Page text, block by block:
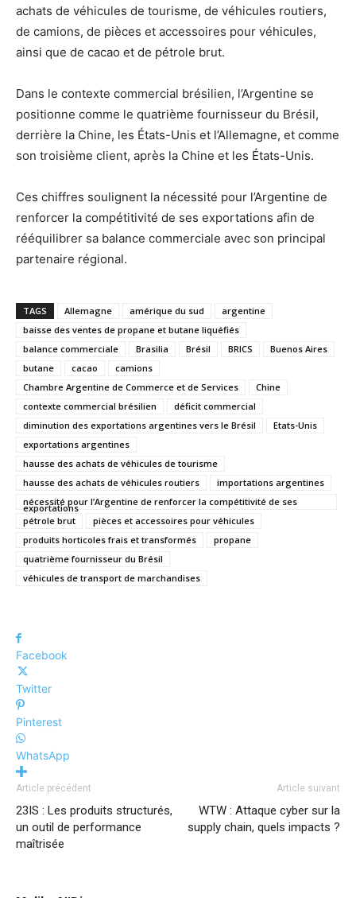
achats de véhicules de tourisme, de véhicules routiers,
de camions, de pièces et accessoires pour véhicules,
ainsi que de cacao et de pétrole brut.
Dans le contexte commercial brésilien, l’Argentine se
positionne comme le quatrième fournisseur du Brésil,
derrière la Chine, les États-Unis et l’Allemagne, et comme
son troisième client, après la Chine et les États-Unis.
Ces chiffres soulignent la nécessité pour l’Argentine de
renforcer la compétitivité de ses exportations afin de
rééquilibrer sa balance commerciale avec son principal
partenaire régional.
TAGS Allemagne amérique du sud
argentine
baisse des ventes de propane et butane liquéfiés
balance commerciale
Brasilia Brésil BRICS
Buenos Aires
butane
cacao
camions
Chambre Argentine de Commerce et de Services
Chine
contexte commercial brésilien
déficit commercial
diminution des exportations argentines vers le Brésil
Etats-Unis
exportations argentines
hausse des achats de véhicules de tourisme
hausse des achats de véhicules routiers
importations argentines
nécessité pour l’Argentine de renforcer la compétitivité de ses
exportations
pétrole brut
pièces et accessoires pour véhicules
produits horticoles frais et transformés
propane
quatrième fournisseur du Brésil
véhicules de transport de marchandises
Facebook
Twitter
Pinterest
WhatsApp
Article précédent
23IS : Les produits structurés,
un outil de performance
maîtrisée
Article suivant
WTW : Attaque cyber sur la
supply chain, quels impacts ?